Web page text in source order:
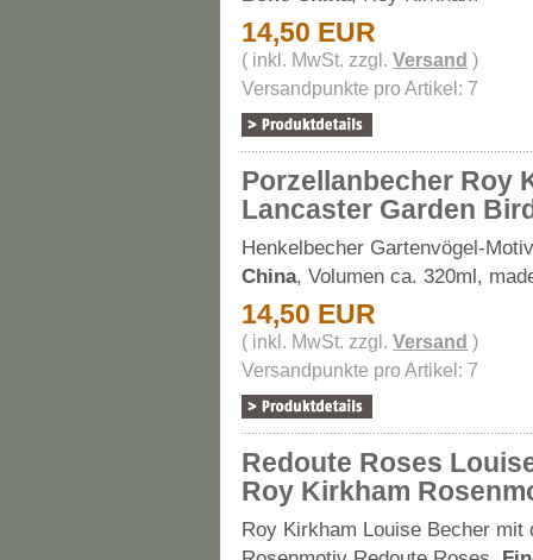
14,50 EUR
( inkl. MwSt. zzgl.Versand )
Versandpunkte pro Artikel: 7
Porzellanbecher Roy
Lancaster Garden
Henkelbecher Gartenvögel-
China, Volumen ca. 320ml,
14,50 EUR
( inkl. MwSt. zzgl.Versand )
Versandpunkte pro Artikel: 7
Redoute Roses
Roy Kirkham
Roy Kirkham Louise Becher mit